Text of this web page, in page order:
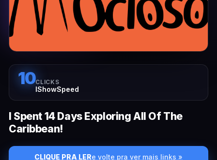
10CLICKS
IShowSpeed
I Spent 14 Days Exploring All Of The
Caribbean!
CLIQUE PRA LERe volte pra ver mais links »